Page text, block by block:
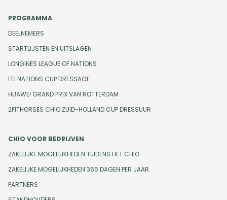
PROGRAMMA
DEELNEMERS
STARTLIJSTEN EN UITSLAGEN
LONGINES LEAGUE OF NATIONS
FEI NATIONS CUP DRESSAGE
HUAWEI GRAND PRIX VAN ROTTERDAM
2FITHORSES CHIO ZUID-HOLLAND CUP DRESSUUR
CHIO VOOR BEDRIJVEN
ZAKELIJKE MOGELIJKHEDEN TIJDENS HET CHIO
ZAKELIJKE MOGELIJKHEDEN 365 DAGEN PER JAAR
PARTNERS